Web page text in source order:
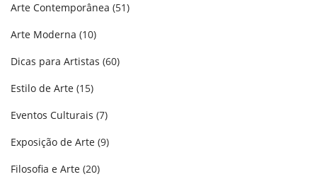
Arte Contemporânea (51)
Arte Moderna (10)
Dicas para Artistas (60)
Estilo de Arte (15)
Eventos Culturais (7)
Exposição de Arte (9)
Filosofia e Arte (20)